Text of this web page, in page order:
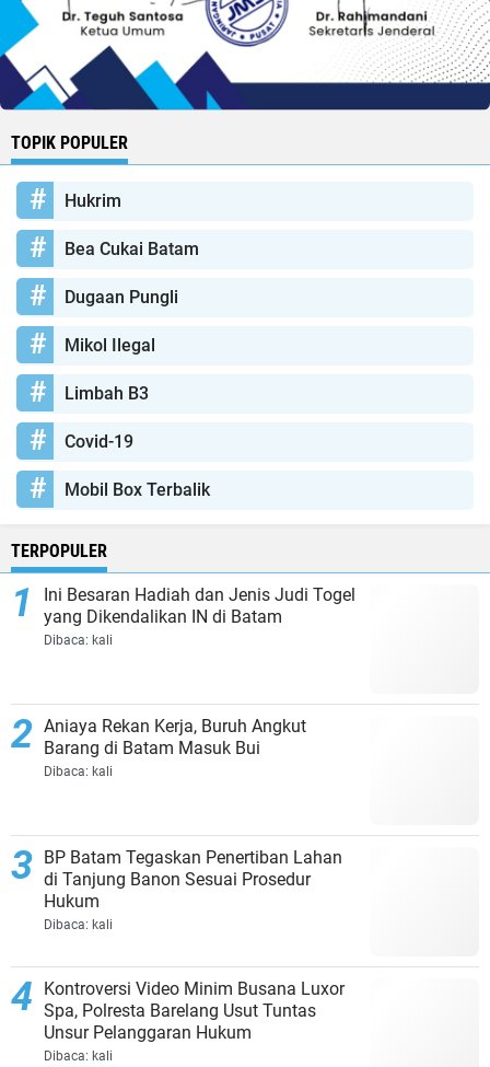
TOPIK POPULER
Hukrim
Bea Cukai Batam
Dugaan Pungli
Mikol Ilegal
Limbah B3
Covid-19
Mobil Box Terbalik
TERPOPULER
Ini Besaran Hadiah dan Jenis Judi Togel
yang Dikendalikan IN di Batam
Dibaca: kali
Aniaya Rekan Kerja, Buruh Angkut
Barang di Batam Masuk Bui
Dibaca: kali
BP Batam Tegaskan Penertiban Lahan
di Tanjung Banon Sesuai Prosedur
Hukum
Dibaca: kali
Kontroversi Video Minim Busana Luxor
Spa, Polresta Barelang Usut Tuntas
Unsur Pelanggaran Hukum
Dibaca: kali